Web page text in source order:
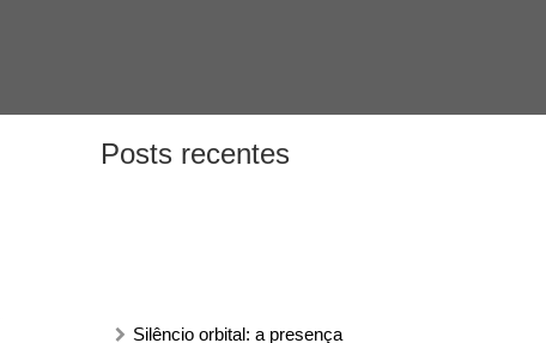
Posts recentes
Silêncio orbital: a presença